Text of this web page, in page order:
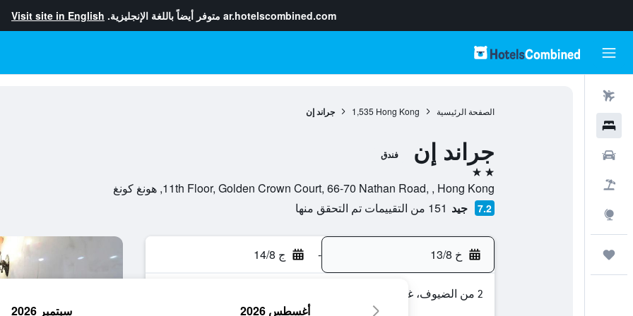
ar.hotelscombined.com متوفر أيضاً باللغة الإنجليزية. Visit site in English
الصفحة الرئيسية Hong Kong
1,535 جراند إن
جراند إن فندق
2 نجمتين
11th Floor, Golden Crown Court, 66-70 Nathan Road, , Hong Kong, هونغ كونغ
7.2 جيد 151 من التقييمات تم التحقق منها
خ 13/8 - ج 14/8
2 من الضيوف، غرفة واحدة
أغسطس 2026 سبتمبر 2026